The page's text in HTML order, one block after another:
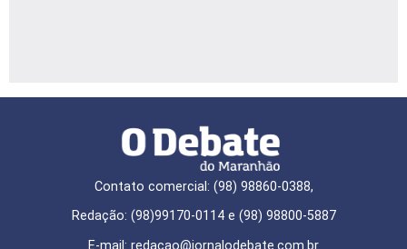
Contato comercial: (98) 98860-0388,
Redação: (98)99170-0114 e (98) 98800-5887
E-mail: redaçao@jornalodebate.com.br